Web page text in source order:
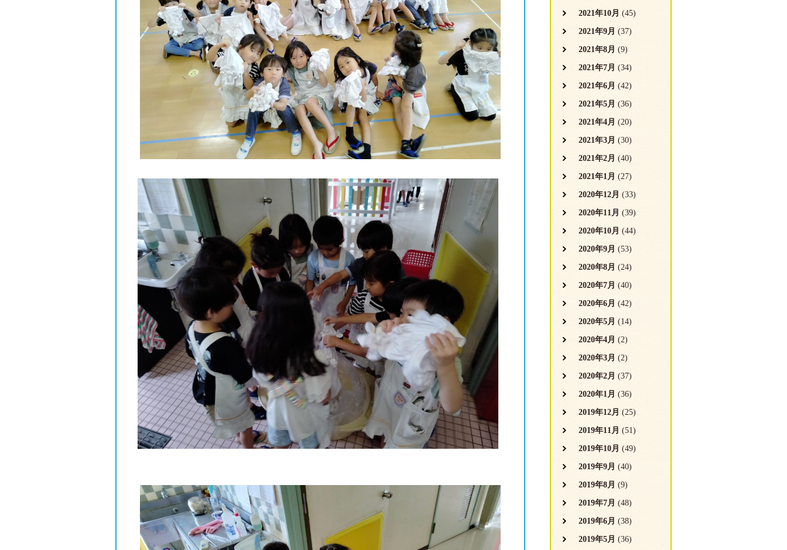
2021年10月 (45)
2021年9月 (37)
2021年8月 (9)
2021年7月 (34)
2021年6月 (42)
2021年5月 (36)
2021年4月 (20)
2021年3月 (30)
2021年2月 (40)
2021年1月 (27)
2020年12月 (33)
2020年11月 (39)
2020年10月 (44)
2020年9月 (53)
2020年8月 (24)
2020年7月 (40)
2020年6月 (42)
2020年5月 (14)
2020年4月 (2)
2020年3月 (2)
2020年2月 (37)
2020年1月 (36)
2019年12月 (25)
2019年11月 (51)
2019年10月 (49)
2019年9月 (40)
2019年8月 (9)
2019年7月 (48)
2019年6月 (38)
2019年5月 (36)